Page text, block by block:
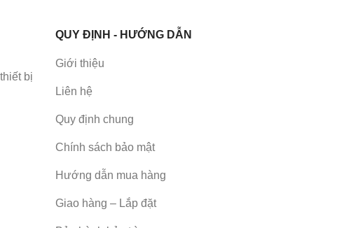
bị
QUY ĐỊNH - HƯỚNG DẪN
Giới thiệu
Liên hệ
Quy định chung
Chính sách bảo mật
Hướng dẫn mua hàng
Giao hàng – Lắp đặt